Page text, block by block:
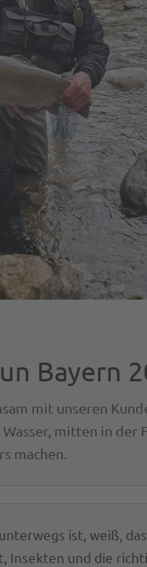
Bayern
mit unseren
mitten in der
machen.
ist, weiß,
Insekten und die